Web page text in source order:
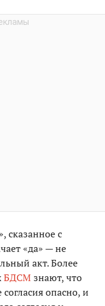
сказанное с
«да» — не
акт. Более
БДСМзнают, что
опасно, и